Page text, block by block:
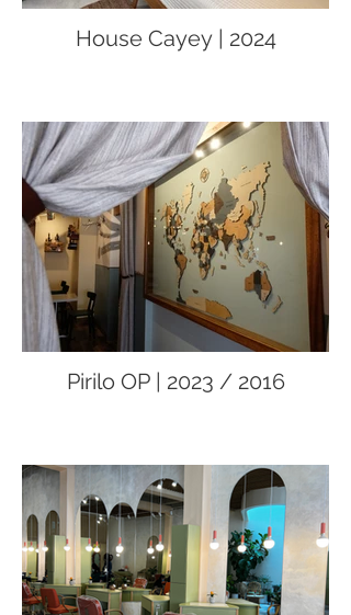
House Cayey | 2024
Pirilo OP | 2023 / 2016